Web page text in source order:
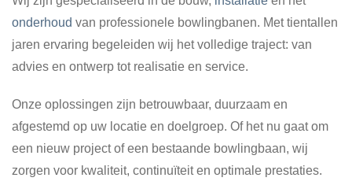
onderhoud van professionele bowlingbanen. Met tientallen
jaren ervaring begeleiden wij het volledige traject: van
advies en ontwerp tot realisatie en service.
Onze oplossingen zijn betrouwbaar, duurzaam en
afgestemd op uw locatie en doelgroep. Of het nu gaat om
een nieuw project of een bestaande bowlingbaan, wij
zorgen voor kwaliteit, continuïteit en optimale prestaties.